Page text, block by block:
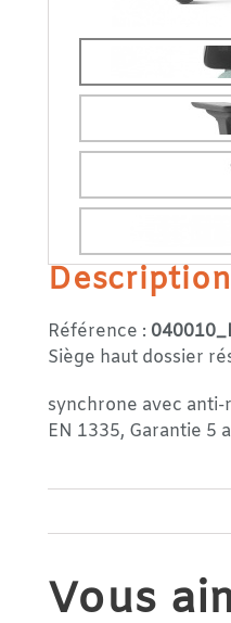
Référence :
Siège haut dossier
synchrone avec
EN 1335, Garantie 5
Vous